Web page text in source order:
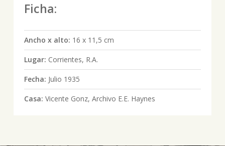
Ficha:
Ancho x alto: 16 x 11,5 cm
Lugar: Corrientes, R.A.
Fecha: Julio 1935
Casa: Vicente Gonz, Archivo E.E. Haynes